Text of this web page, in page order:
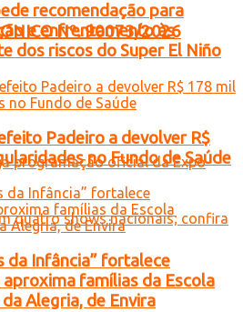
Nº. 90073/2026
recomendação para
e enfrentamento às
dos riscos do Super El Niño
Padeiro a devolver R$
no Fundo de Saúde
da Infância” fortalece
famílias da Escola
Alegria, de Envira